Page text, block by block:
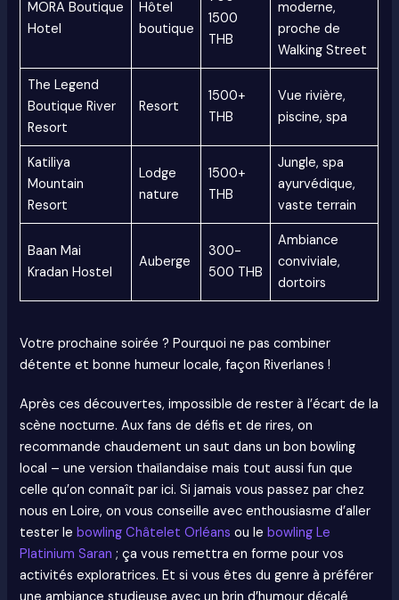
MORA Boutique
Hotel
Hôtel
boutique
1500
THB
moderne,
proche de
Walking Street
The Legend
Boutique River
Resort
Resort
1500+
THB
Vue rivière,
piscine, spa
Katiliya
Mountain
Resort
Lodge
nature
1500+
THB
Jungle, spa
ayurvédique,
vaste terrain
Baan Mai
Kradan Hostel
Auberge
300-
500 THB
Ambiance
conviviale,
dortoirs
Votre prochaine soirée ? Pourquoi ne pas combiner
détente et bonne humeur locale, façon Riverlanes !
Après ces découvertes, impossible de rester à l’écart de la
scène nocturne. Aux fans de défis et de rires, on
recommande chaudement un saut dans un bon bowling
local – une version thaïlandaise mais tout aussi fun que
celle qu’on connaît par ici. Si jamais vous passez par chez
nous en Loire, on vous conseille avec enthousiasme d’aller
tester lebowling Châtelet Orléans ou lebowling Le
Platinium Saran ; ça vous remettra en forme pour vos
activités exploratrices. Et si vous êtes du genre à préférer